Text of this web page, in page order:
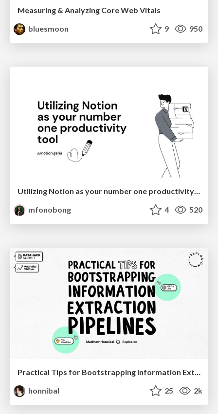
Measuring & Analyzing Core Web Vitals
bluesmoon
9 950
Utilizing Notion as your number one productivity tool
mfonobong
4 520
Practical Tips for Bootstrapping Information Extraction Pipelines
honnibal
25 2k